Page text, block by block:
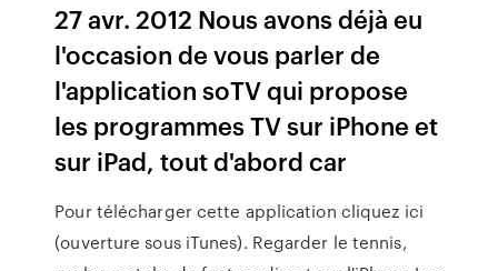
27 avr. 2012 Nous avons déjà eu
l'occasion de vous parler de
l'application soTV qui propose
les programmes TV sur iPhone et
sur iPad, tout d'abord car
Pour télécharger cette application cliquez ici
(ouverture sous iTunes). Regarder le tennis,